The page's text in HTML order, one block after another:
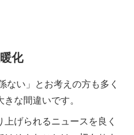
化
ない」とお考えの方も多く
きな間違いです。
げられるニュースを良く